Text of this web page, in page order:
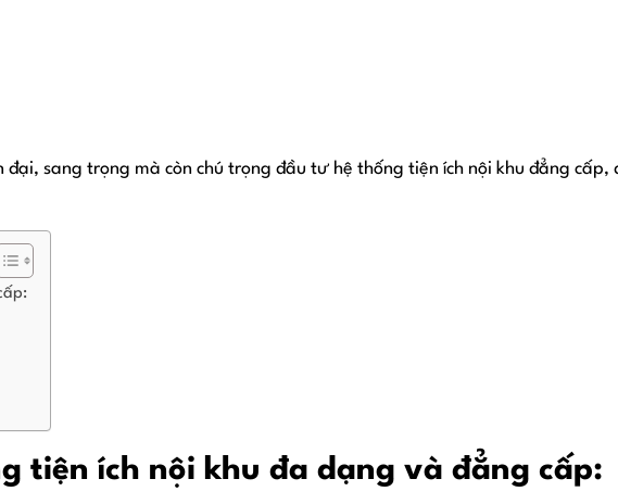
sang trọng mà còn chú trọng đầu tư hệ thống tiện ích nội khu đẳng
tiện ích nội khu đa dạng và đẳng cấp: